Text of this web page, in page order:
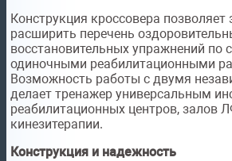
Конструкция кроссовера позволяет
расширить перечень
восстановительных упражнений по
одиночными реабилитационными
Возможность работы с двумя
делает тренажер универсальным
реабилитационных центров, залов
кинезитерапии.
Конструкция и надежность